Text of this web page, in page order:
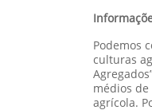
Podemos
culturas
médios
agrícola.